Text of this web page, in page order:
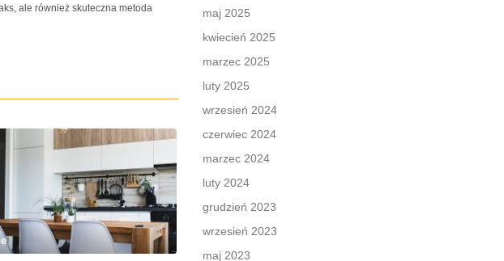
ale również skuteczna metoda
maj 2025
kwiecień 2025
marzec 2025
luty 2025
wrzesień 2024
czerwiec 2024
marzec 2024
luty 2024
grudzień 2023
wrzesień 2023
maj 2023